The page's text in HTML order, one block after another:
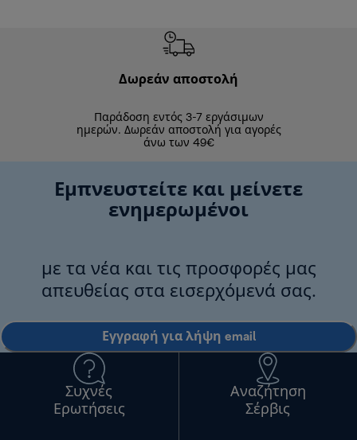
Δωρεάν αποστολή
Παράδοση εντός 3-7 εργάσιμων
ημερών. Δωρεάν αποστολή για αγορές
άνω των 49€
Εμπνευστείτε και μείνετε
ενημερωμένοι
με τα νέα και τις προσφορές μας
απευθείας στα εισερχόμενά σας.
Εγγραφή για λήψη email
Συχνές
Ερωτήσεις
Αναζήτηση
Σέρβις